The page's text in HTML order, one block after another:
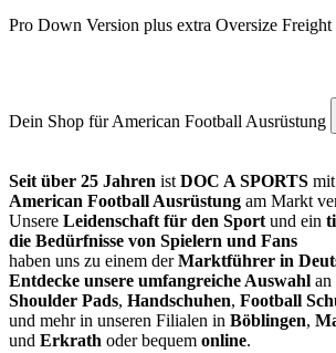
Pro Down Version plus extra Oversize
Dein Shop für American Football Ausrüstung
Seit über 25 Jahren ist DOC A SPORTS mit
American Football Ausrüstung am Markt
Unsere Leidenschaft für den Sport und ein
die Bedürfnisse von Spielern und Fans
haben uns zu einem derMarktführer in
Entdecke unsere umfangreiche Auswahl an
Shoulder Pads, Handschuhen, Football
und mehr in unseren Filialen in Böblingen,
und Erkrath oder bequem online.